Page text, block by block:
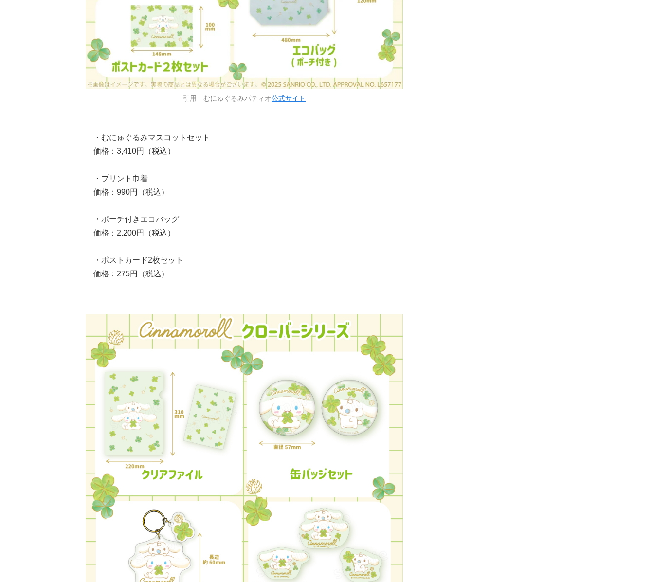
引用：むにゅぐるみパティオ公式サイト
・むにゅぐるみマスコットセット
価格：3,410円（税込）
・プリント巾着
価格：990円（税込）
・ポーチ付きエコバッグ
価格：2,200円（税込）
・ポストカード2枚セット
価格：275円（税込）